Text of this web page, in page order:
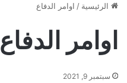
الرئيسية / اوامر الدفاع
اوامر الدفاع
سبتمبر 9, 2021